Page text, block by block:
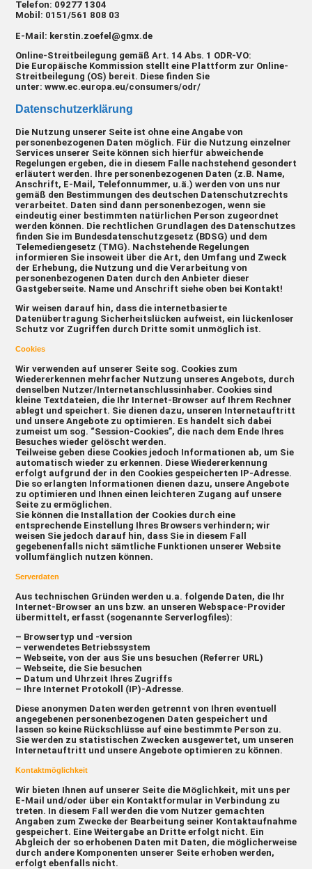
Telefon: 09277 1304
Mobil: 0151/561 808 03
E-Mail: kerstin.zoefel@gmx.de
Online-Streitbeilegung gemäß Art. 14 Abs. 1 ODR-VO:
Die Europäische Kommission stellt eine Plattform zur Online-
Streitbeilegung (OS) bereit. Diese finden Sie
unter: www.ec.europa.eu/consumers/odr/
Datenschutzerklärung
Die Nutzung unserer Seite ist ohne eine Angabe von
personenbezogenen Daten möglich. Für die Nutzung einzelner
Services unserer Seite können sich hierfür abweichende
Regelungen ergeben, die in diesem Falle nachstehend gesondert
erläutert werden. Ihre personenbezogenen Daten (z.B. Name,
Anschrift, E-Mail, Telefonnummer, u.ä.) werden von uns nur
gemäß den Bestimmungen des deutschen Datenschutzrechts
verarbeitet. Daten sind dann personenbezogen, wenn sie
eindeutig einer bestimmten natürlichen Person zugeordnet
werden können. Die rechtlichen Grundlagen des Datenschutzes
finden Sie im Bundesdatenschutzgesetz (BDSG) und dem
Telemediengesetz (TMG). Nachstehende Regelungen
informieren Sie insoweit über die Art, den Umfang und Zweck
der Erhebung, die Nutzung und die Verarbeitung von
personenbezogenen Daten durch den Anbieter dieser
Gastgeberseite. Name und Anschrift siehe oben bei Kontakt!
Wir weisen darauf hin, dass die internetbasierte
Datenübertragung Sicherheitslücken aufweist, ein lückenloser
Schutz vor Zugriffen durch Dritte somit unmöglich ist.
Cookies
Wir verwenden auf unserer Seite sog. Cookies zum
Wiedererkennen mehrfacher Nutzung unseres Angebots, durch
denselben Nutzer/Internetanschlussinhaber. Cookies sind
kleine Textdateien, die Ihr Internet-Browser auf Ihrem Rechner
ablegt und speichert. Sie dienen dazu, unseren Internetauftritt
und unsere Angebote zu optimieren. Es handelt sich dabei
zumeist um sog. “Session-Cookies”, die nach dem Ende Ihres
Besuches wieder gelöscht werden.
Teilweise geben diese Cookies jedoch Informationen ab, um Sie
automatisch wieder zu erkennen. Diese Wiedererkennung
erfolgt aufgrund der in den Cookies gespeicherten IP-Adresse.
Die so erlangten Informationen dienen dazu, unsere Angebote
zu optimieren und Ihnen einen leichteren Zugang auf unsere
Seite zu ermöglichen.
Sie können die Installation der Cookies durch eine
entsprechende Einstellung Ihres Browsers verhindern; wir
weisen Sie jedoch darauf hin, dass Sie in diesem Fall
gegebenenfalls nicht sämtliche Funktionen unserer Website
vollumfänglich nutzen können.
Serverdaten
Aus technischen Gründen werden u.a. folgende Daten, die Ihr
Internet-Browser an uns bzw. an unseren Webspace-Provider
übermittelt, erfasst (sogenannte Serverlogfiles):
– Browsertyp und -version
– verwendetes Betriebssystem
– Webseite, von der aus Sie uns besuchen (Referrer URL)
– Webseite, die Sie besuchen
– Datum und Uhrzeit Ihres Zugriffs
– Ihre Internet Protokoll (IP)-Adresse.
Diese anonymen Daten werden getrennt von Ihren eventuell
angegebenen personenbezogenen Daten gespeichert und
lassen so keine Rückschlüsse auf eine bestimmte Person zu.
Sie werden zu statistischen Zwecken ausgewertet, um unseren
Internetauftritt und unsere Angebote optimieren zu können.
Kontaktmöglichkeit
Wir bieten Ihnen auf unserer Seite die Möglichkeit, mit uns per
E-Mail und/oder über ein Kontaktformular in Verbindung zu
treten. In diesem Fall werden die vom Nutzer gemachten
Angaben zum Zwecke der Bearbeitung seiner Kontaktaufnahme
gespeichert. Eine Weitergabe an Dritte erfolgt nicht. Ein
Abgleich der so erhobenen Daten mit Daten, die möglicherweise
durch andere Komponenten unserer Seite erhoben werden,
erfolgt ebenfalls nicht.